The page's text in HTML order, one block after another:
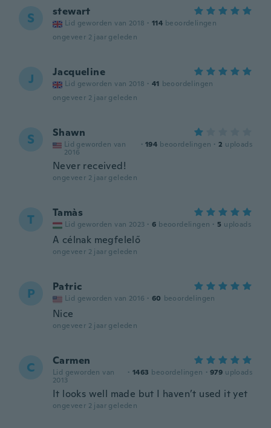
S stewart
Lid geworden van 2018 · 114 beoordelingen
ongeveer 2 jaar geleden
J Jacqueline
Lid geworden van 2018 · 41 beoordelingen
ongeveer 2 jaar geleden
S Shawn
Lid geworden van
2016
· 194 beoordelingen · 2 uploads
Never received!
ongeveer 2 jaar geleden
T Tamàs
Lid geworden van 2023 · 6 beoordelingen · 5 uploads
A célnak megfelelő
ongeveer 2 jaar geleden
P Patric
Lid geworden van 2016 · 60 beoordelingen
Nice
ongeveer 2 jaar geleden
C Carmen
Lid geworden van
2013
· 1463 beoordelingen · 979 uploads
It looks well made but I haven’t used it yet
ongeveer 2 jaar geleden